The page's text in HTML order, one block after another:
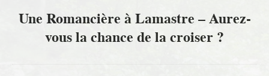
Une Romancière à Lamastre – Aurez-
vous la chance de la croiser ?